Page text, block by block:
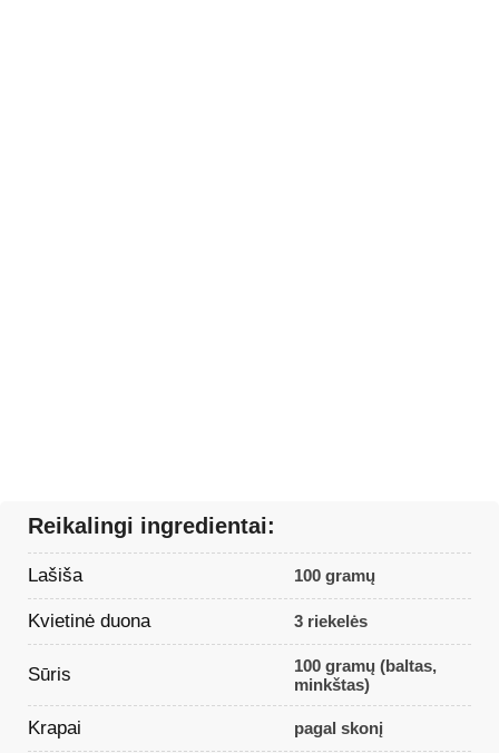
Reikalingi ingredientai:
Lašiša 100 gramų
Kvietinė duona 3 riekelės
Sūris
100 gramų (baltas,
minkštas)
Krapai pagal skonį